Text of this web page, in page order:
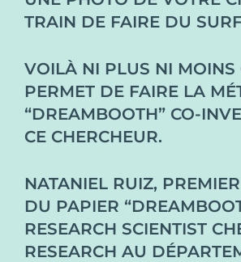
TRAIN DE FAIRE DU
VOILÀ NI PLUS NI MOINS
PERMET DE FAIRE LA
“DREAMBOOTH” CO-
CE CHERCHEUR.
NATANIEL RUIZ,
DU PAPIER
RESEARCH SCIENTIST
RESEARCH AU